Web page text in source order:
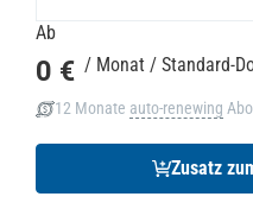
Ab
0 € / Monat / Standard-
12 Monate auto-renewing
Zusatz